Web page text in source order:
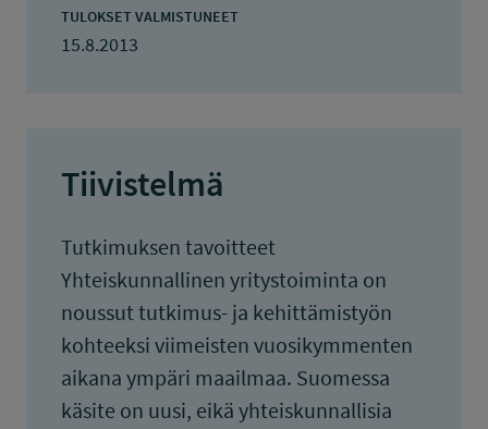
TULOKSET VALMISTUNEET
15.8.2013
Tiivistelmä
Tutkimuksen tavoitteet
Yhteiskunnallinen yritystoiminta on
noussut tutkimus- ja kehittämistyön
kohteeksi viimeisten vuosikymmenten
aikana ympäri maailmaa. Suomessa
käsite on uusi, eikä yhteiskunnallisia